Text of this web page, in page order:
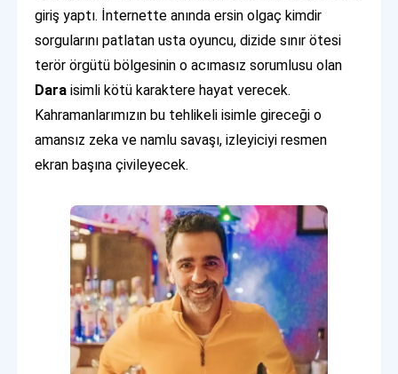
giriş yaptı. İnternette anında ersin olgaç kimdir
sorgularını patlatan usta oyuncu, dizide sınır ötesi
terör örgütü bölgesinin o acımasız sorumlusu olan
Dara isimli kötü karaktere hayat verecek.
Kahramanlarımızın bu tehlikeli isimle gireceği o
amansız zeka ve namlu savaşı, izleyiciyi resmen
ekran başına çivileyecek.